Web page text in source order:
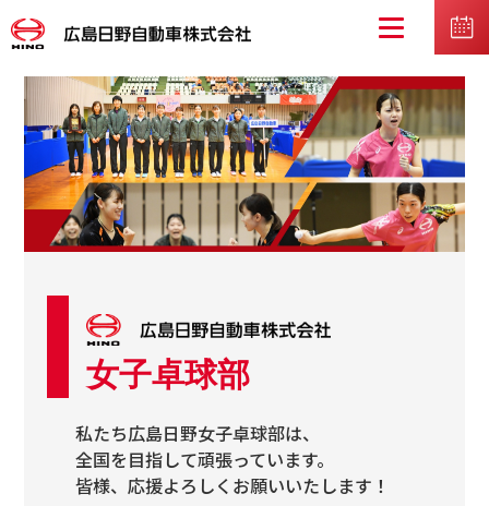
女子卓球部
私たち広島日野女子卓球部は、
全国を目指して頑張っています。
皆様、応援よろしくお願いいたします！